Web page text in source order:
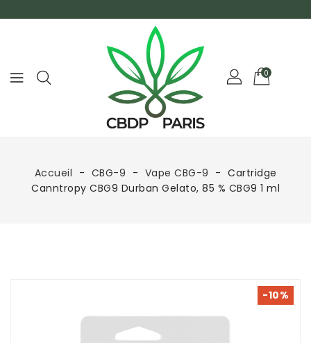
0
Accueil CBG-9 Vape CBG-9
Cartridge
Canntropy CBG9 Durban Gelato, 85 % CBG9 1 ml
-10%